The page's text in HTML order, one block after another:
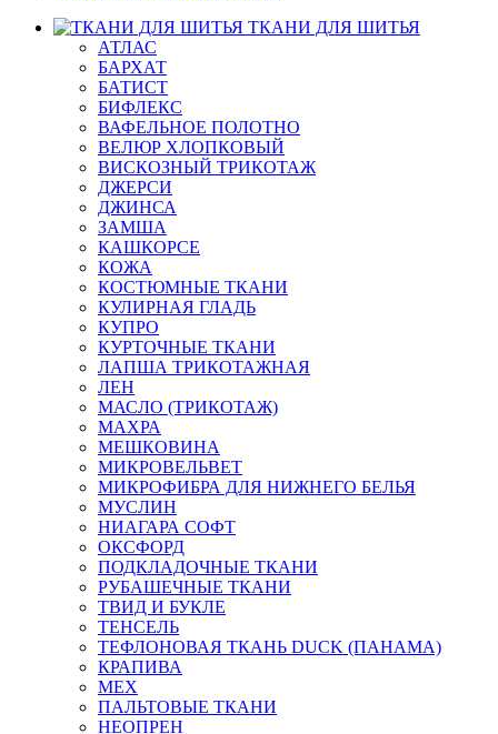
ТКАНИ ДЛЯ ШИТЬЯ
АТЛАС
БАРХАТ
БАТИСТ
БИФЛЕКС
ВАФЕЛЬНОЕ ПОЛОТНО
ВЕЛЮР ХЛОПКОВЫЙ
ВИСКОЗНЫЙ ТРИКОТАЖ
ДЖЕРСИ
ДЖИНСА
ЗАМША
КАШКОРСЕ
КОЖА
КОСТЮМНЫЕ ТКАНИ
КУЛИРНАЯ ГЛАДЬ
КУПРО
КУРТОЧНЫЕ ТКАНИ
ЛАПША ТРИКОТАЖНАЯ
ЛЕН
МАСЛО (ТРИКОТАЖ)
МАХРА
МЕШКОВИНА
МИКРОВЕЛЬВЕТ
МИКРОФИБРА ДЛЯ НИЖНЕГО БЕЛЬЯ
МУСЛИН
НИАГАРА СОФТ
ОКСФОРД
ПОДКЛАДОЧНЫЕ ТКАНИ
РУБАШЕЧНЫЕ ТКАНИ
ТВИД И БУКЛЕ
ТЕНСЕЛЬ
ТЕФЛОНОВАЯ ТКАНЬ DUCK (ПАНАМА)
КРАПИВА
МЕХ
ПАЛЬТОВЫЕ ТКАНИ
НЕОПРЕН